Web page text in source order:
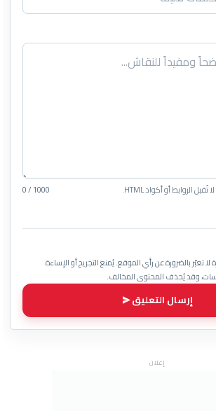
0 / 1000
لا تعبّر بالضرورة عن رأي الموقع. يُمنع التجريح أو الإساءة
وقد يُحذف المحتوى المخالف.
إرسال التعليق
إعلان